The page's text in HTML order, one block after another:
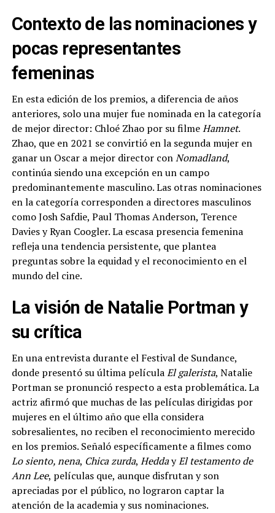
Contexto de las nominaciones y
pocas representantes
femeninas
En esta edición de los premios, a diferencia de años
anteriores, solo una mujer fue nominada en la categoría
de mejor director: Chloé Zhao por su filmeHamnet.
Zhao, que en 2021 se convirtió en la segunda mujer en
ganar un Oscar a mejor director conNomadland,
continúa siendo una excepción en un campo
predominantemente masculino. Las otras nominaciones
en la categoría corresponden a directores masculinos
como Josh Safdie, Paul Thomas Anderson, Terence
Davies y Ryan Coogler. La escasa presencia femenina
refleja una tendencia persistente, que plantea
preguntas sobre la equidad y el reconocimiento en el
mundo del cine.
La visión de Natalie Portman y
su crítica
En una entrevista durante el Festival de Sundance,
donde presentó su última películaEl galerista, Natalie
Portman se pronunció respecto a esta problemática. La
actriz afirmó que muchas de las películas dirigidas por
mujeres en el último año que ella considera
sobresalientes, no reciben el reconocimiento merecido
en los premios. Señaló específicamente a filmes como
Lo siento, nena, Chica zurda, HeddayEl testamento de
Ann Lee, películas que, aunque disfrutan y son
apreciadas por el público, no lograron captar la
atención de la academia y sus nominaciones.